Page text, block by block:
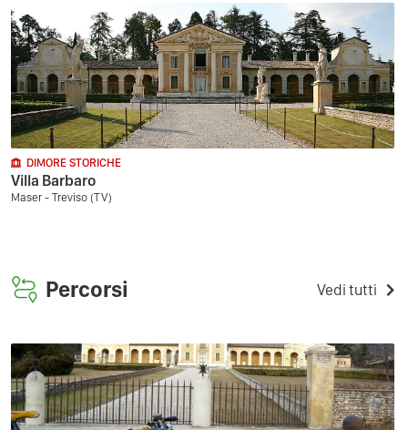
DIMORE STORICHE
Villa Barbaro
Maser - Treviso (TV)
Percorsi Vedi tutti